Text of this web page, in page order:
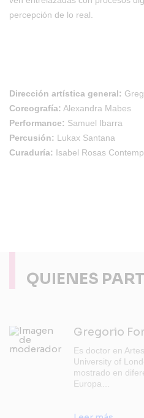
percepción de lo real.
Dirección artística general:
Coreografía: Alexandra Mabes
Performance: Samuel Ibarra
Percusión: Lukax Santana
Curaduría: Isabel Rosas
QUIENES
Gregorio
Es doctor en
University of
mostrado en
Europa…